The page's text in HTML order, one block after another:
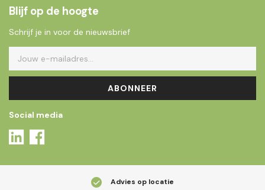
Blijf op de hoogte
Schrijf je in voor de nieuwsbrief
ABONNEER
Social media
Advies op locatie